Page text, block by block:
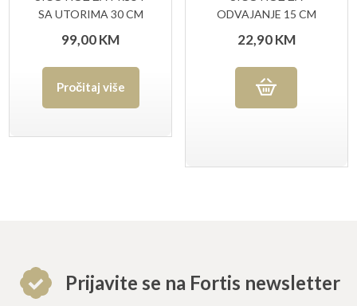
SA UTORIMA 30 CM
99,00KM
Pročitaj više
ODVAJANJE 15 CM
22,90KM
Prijavite se na Fortis newsletter